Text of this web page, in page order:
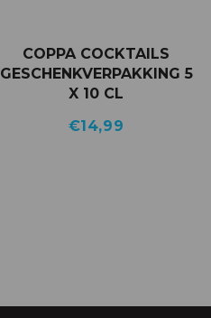
COPPA COCKTAILS
GESCHENKVERPAKKING 5
X 10 CL
€14,99